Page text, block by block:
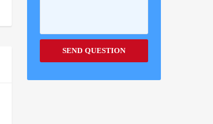
SEND QUESTION